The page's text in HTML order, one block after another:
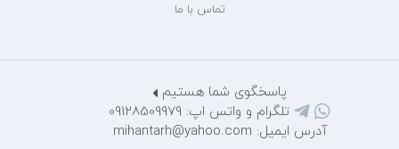
تماس با ما
پاسخگوی شما هستیم
تلگرام و واتس اپ: 09128509979
آدرس ایمیل: mihantarh@yahoo.com